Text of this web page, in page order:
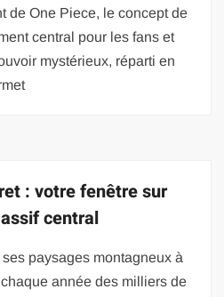
de One Piece, le concept de
central pour les fans et
mystérieux, réparti en
: votre fenêtre sur
central
paysages montagneux à
année des milliers de